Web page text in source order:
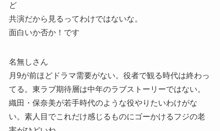
ど
共演だから見るってわけではないな。
面白いか否か！です
名無しさん
月9が前ほどドラマ需要がない。役者で観る時代は終わっ
てる。東ラブ期待層は中年のラブストーリーではない。
織田・保奈美が若手時代のような役やりたいわけがな
い。素人目でこれだけ感じるものにゴーかけるフジの老